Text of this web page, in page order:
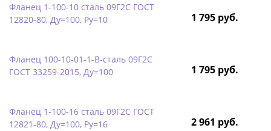
Фланец 1-100-10 сталь 09Г2С ГОСТ
12820-80, Ду=100, Ру=10
1 795 руб.
Фланец 100-10-01-1-B-сталь 09Г2С
ГОСТ 33259-2015, Ду=100
1 795 руб.
Фланец 1-100-16 сталь 09Г2С ГОСТ
12821-80, Ду=100, Ру=16
2 961 руб.